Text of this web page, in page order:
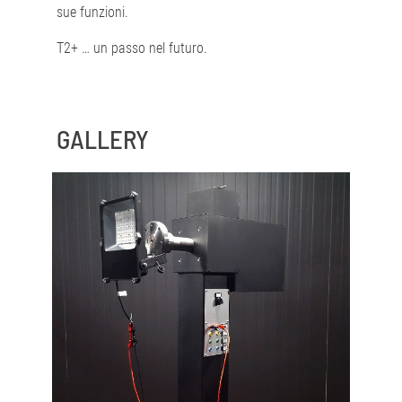
sue funzioni.
T2+ … un passo nel futuro.
GALLERY